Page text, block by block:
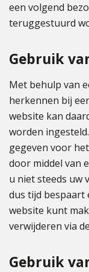
een volgend
teruggestuurd
Gebruik
Met behulp van
herkennen bij
website kan
worden
gegeven voor
door middel van
u niet steeds uw
dus tijd bespaart
website kunt
verwijderen via
Gebruik